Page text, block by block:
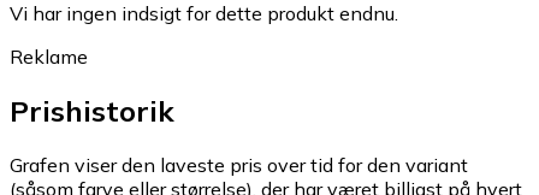
Vi har ingen indsigt for dette produkt endnu.
Reklame
Prishistorik
Grafen viser den laveste pris over tid for den variant
(såsom farve eller størrelse), der har været billigst på hvert